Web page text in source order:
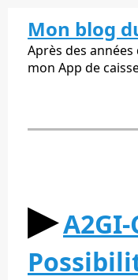
Mon blog
Après des
mon App de
▶︎